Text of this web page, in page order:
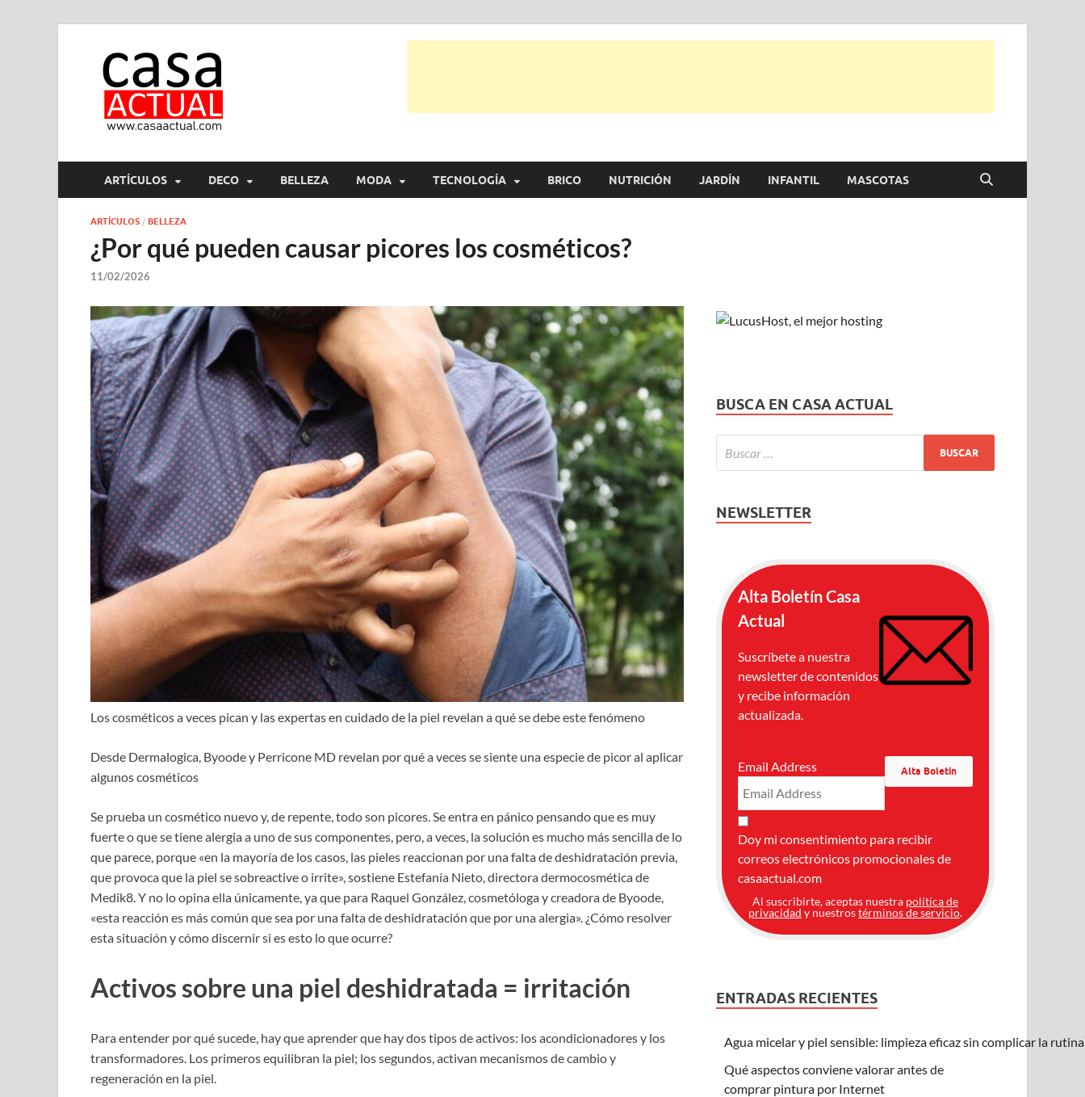
ARTÍCULOS DECO BELLEZA MODA TECNOLOGÍA BRICO NUTRICIÓN JARDÍN INFANTIL MASCOTAS
ARTÍCULOS / BELLEZA
¿Por qué pueden causar picores los cosméticos?
11/02/2026
Los cosméticos a veces pican y las expertas en cuidado de la piel revelan a qué se debe este fenómeno
Desde Dermalogica, Byoode y Perricone MD revelan por qué a veces se siente una especie de picor al aplicar
algunos cosméticos
Se prueba un cosmético nuevo y, de repente, todo son picores. Se entra en pánico pensando que es muy
fuerte o que se tiene alergia a uno de sus componentes, pero, a veces, la solución es mucho más sencilla de lo
que parece, porque «en la mayoría de los casos, las pieles reaccionan por una falta de deshidratación previa,
que provoca que la piel se sobreactive o irrite», sostiene Estefanía Nieto, directora dermocosmética de
Medik8. Y no lo opina ella únicamente, ya que para Raquel González, cosmetóloga y creadora de Byoode,
«esta reacción es más común que sea por una falta de deshidratación que por una alergia». ¿Cómo resolver
esta situación y cómo discernir si es esto lo que ocurre?
Activos sobre una piel deshidratada = irritación
Para entender por qué sucede, hay que aprender que hay dos tipos de activos: los acondicionadores y los
transformadores. Los primeros equilibran la piel; los segundos, activan mecanismos de cambio y
regeneración en la piel.
BUSCA EN CASA ACTUAL
NEWSLETTER
Alta Boletín Casa
Actual
Suscríbete a nuestra
newsletter de contenidos
y recibe información
actualizada.
Email Address
Doy mi consentimiento para recibir
correos electrónicos promocionales de
casaactual.com
Al suscribirte, aceptas nuestra política de
privacidad y nuestrostérminos de servicio.
ENTRADAS RECIENTES
Agua micelar y piel sensible: limpieza eficaz sin complicar la
Qué aspectos conviene valorar antes de
comprar pintura por Internet